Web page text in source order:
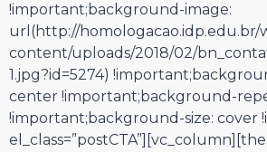
!important;background-image:
url(http://homologacao.idp.edu.br/
content/uploads/2018/02/
1.jpg?id=5274)
center !important;background-
!important;background-size: cover